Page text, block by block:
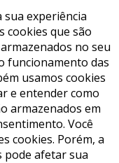
sua experiência
cookies que são
no seu
funcionamento das
usamos cookies
e entender como
armazenados em
Você
cookies. Porém, a
pode afetar sua